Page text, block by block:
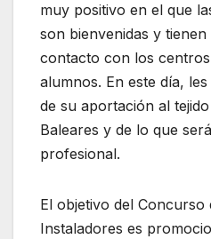
muy positivo en el que
son bienvenidas y
contacto con los
alumnos. En este día,
de su aportación al
Baleares y de lo que
profesional.
El objetivo del Concurso
Instaladores es